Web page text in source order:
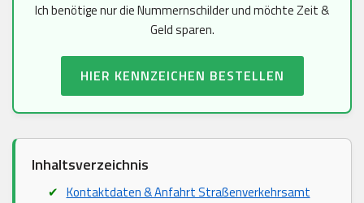
Ich benötige nur die Nummernschilder und möchte Zeit &
Geld sparen.
HIER KENNZEICHEN BESTELLEN
Inhaltsverzeichnis
Kontaktdaten & Anfahrt Straßenverkehrsamt